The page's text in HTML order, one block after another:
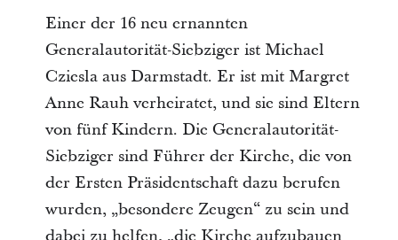
Einer der 16 neu ernannten
Generalautorität-Siebziger ist Michael
Cziesla aus Darmstadt. Er ist mit Margret
Anne Rauh verheiratet, und sie sind Eltern
von fünf Kindern. Die Generalautorität-
Siebziger sind Führer der Kirche, die von
der Ersten Präsidentschaft dazu berufen
wurden, „besondere Zeugen“ zu sein und